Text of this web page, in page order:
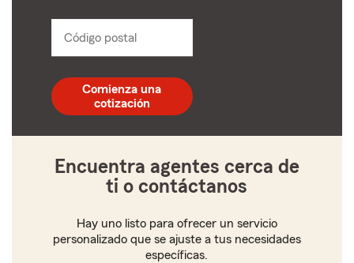
Código postal
postal
de
5
Comienza una
cotización
Encuentra agentes cerca de
ti o contáctanos
Hay uno listo para ofrecer un servicio
personalizado que se ajuste a tus necesidades
específicas.